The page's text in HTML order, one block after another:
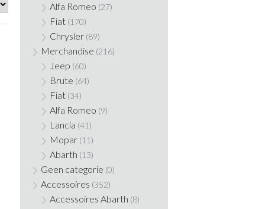
Alfa Romeo (27)
Fiat (170)
Chrysler (89)
Merchandise (216)
Jeep (60)
Brute (64)
Fiat (34)
Alfa Romeo (9)
Lancia (41)
Mopar (11)
Abarth (13)
Geen categorie (0)
Accessoires (352)
Accessoires Abarth (8)